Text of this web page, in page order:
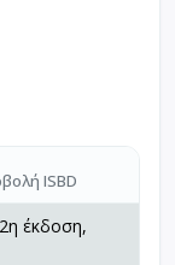
ISBD
έκδοση,